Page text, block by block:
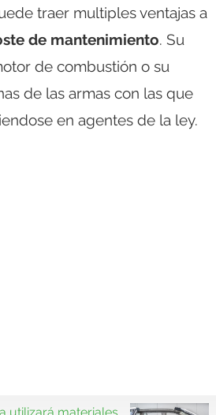
traer multiples ventajas a
de mantenimiento. Su
de combustión o su
de las armas con las que
en agentes de la ley.